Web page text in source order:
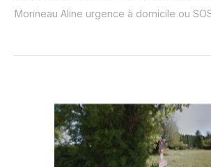
Morineau Aline urgence à domicile ou